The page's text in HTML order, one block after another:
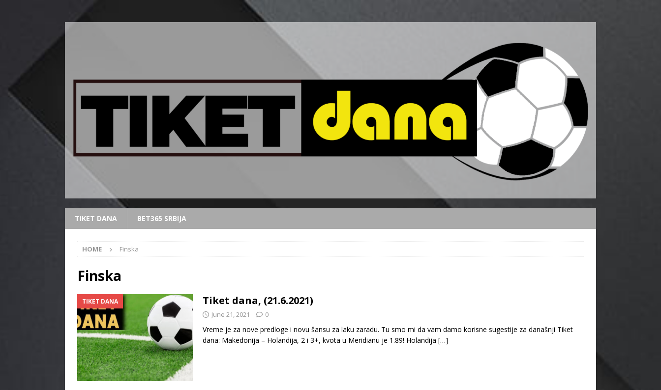
TIKET DANA BET365 SRBIJA
HOME Finska
Finska
TIKET DANA Tiket dana, (21.6.2021)
June 21, 2021 0
Vreme je za nove predloge i novu šansu za laku zaradu. Tu smo mi da vam damo korisne sugestije za današnji Tiket
dana: Makedonija – Holandija, 2 i 3+, kvota u Meridianu je 1.89! Holandija […]